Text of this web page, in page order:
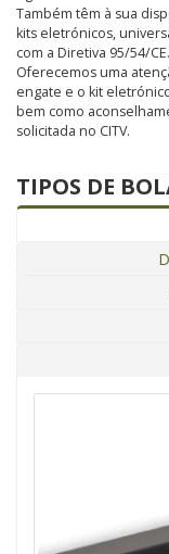
Também têm à sua
kits eletrónicos,
com a Diretiva 95/54/CE.
Oferecemos uma
engate e o kit
bem como
solicitada no CITV.
TIPOS DE